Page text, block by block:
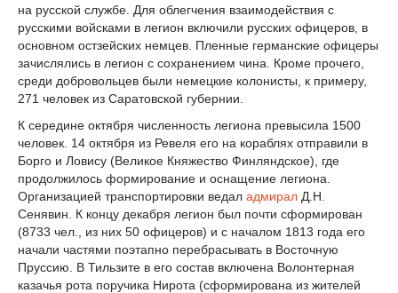
на русской службе. Для облегчения взаимодействия с
русскими войсками в легион включили русских офицеров, в
основном остзейских немцев. Пленные германские офицеры
зачислялись в легион с сохранением чина. Кроме прочего,
среди добровольцев были немецкие колонисты, к примеру,
271 человек из Саратовской губернии.
К середине октября численность легиона превысила 1500
человек. 14 октября из Ревеля его на кораблях отправили в
Борго и Ловису (Великое Княжество Финляндское), где
продолжилось формирование и оснащение легиона.
Организацией транспортировки ведал адмирал Д.Н.
Сенявин. К концу декабря легион был почти сформирован
(8733 чел., из них 50 офицеров) и с началом 1813 года его
начали частями поэтапно перебрасывать в Восточную
Пруссию. В Тильзите в его состав включена Волонтерная
казачья рота поручика Нирота (сформирована из жителей